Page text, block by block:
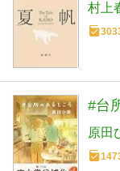
村上
#台
原田